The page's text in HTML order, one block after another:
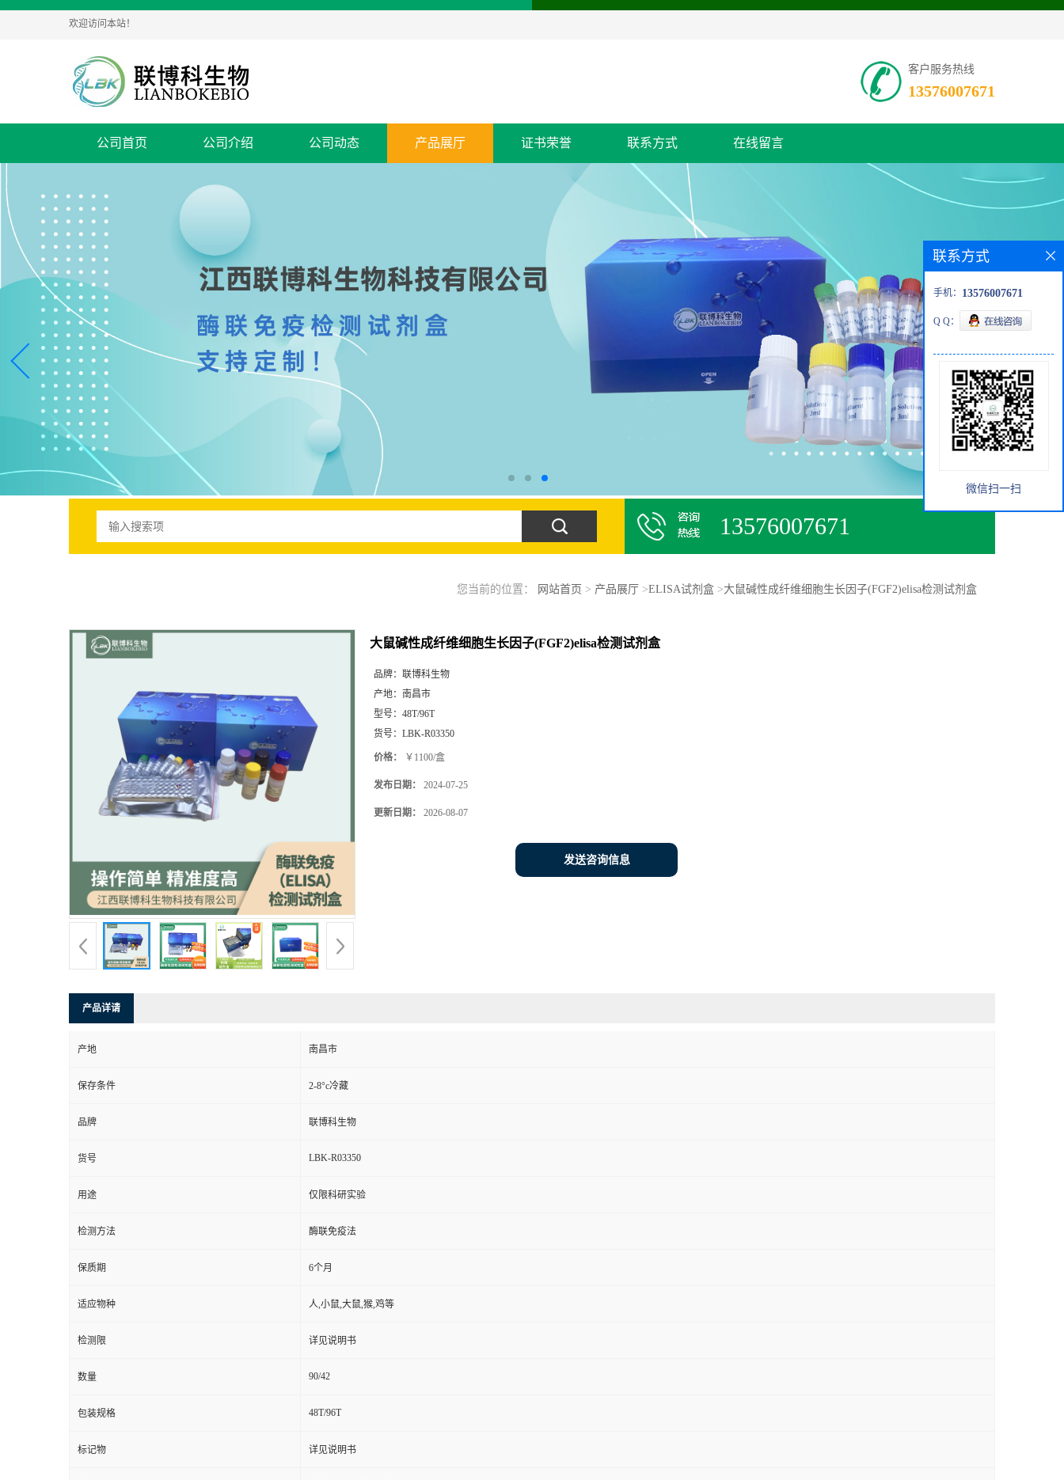
欢迎访问本站！
客户服务热线
13576007671
公司首页 公司介绍 公司动态 产品展厅 证书荣誉 联系方式 在线留言
13576007671
您当前的位置： 网站首页 > 产品展厅 >ELISA试剂盒>大鼠碱性成纤维细胞生长因子(FGF2)elisa检测试剂盒
大鼠碱性成纤维细胞生长因子(FGF2)elisa检测试剂盒
品牌： 联博科生物
产地： 南昌市
型号： 48T/96T
货号： LBK-R03350
价格： ￥1100/盒
发布日期： 2024-07-25
更新日期： 2026-08-07
发送咨询信息
产品详请
产地 南昌市
保存条件 2-8°c冷藏
品牌 联博科生物
货号 LBK-R03350
用途 仅限科研实验
检测方法 酶联免疫法
保质期 6个月
适应物种 人,小鼠,大鼠,猴,鸡等
检测限 详见说明书
数量 90/42
包装规格 48T/96T
标记物 详见说明书
联系方式
手机： 13576007671
Q Q：
微信扫一扫